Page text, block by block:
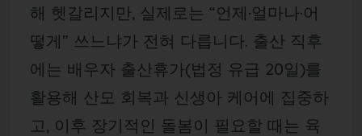
해 헷갈리지만, 실제로는 “언제·얼마나·어
떻게” 쓰느냐가 전혀 다릅니다. 출산 직후
에는 배우자 출산휴가(법정 유급 20일)를
활용해 산모 회복과 신생아 케어에 집중하
고, 이후 장기적인 돌봄이 필요할 때는 육